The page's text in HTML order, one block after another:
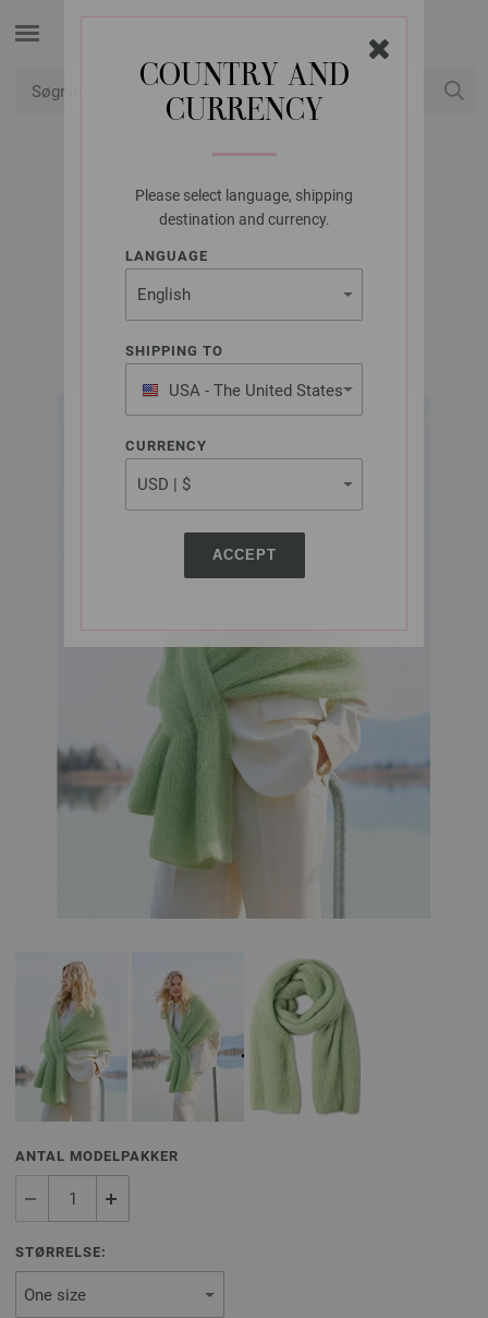
COUNTRY AND
CURRENCY
Please select language, shipping
destination and currency.
LANGUAGE
SHIPPING TO
USA - The United States
of America
CURRENCY
ACCEPT
LANA GROSSA
SJAL SILKHAIR
Tücher & Co. No. 10 | Model 16
ANTAL MODELPAKKER
STØRRELSE: